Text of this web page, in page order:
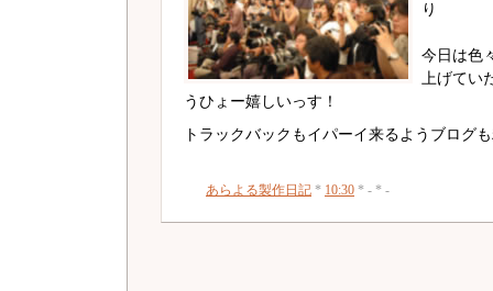
今日は色
上げてい
うひょー嬉しいっす！
トラックバックもイパーイ来るようブログ
あらよる製作日記 * 10:30 * - * -